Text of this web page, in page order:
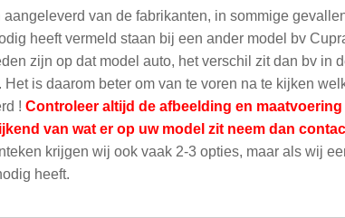
van de fabrikanten, in sommige
heeft vermeld staan bij een ander model bv
zijn op dat model auto, het verschil zit dan bv in
is daarom beter om van te voren na te kijken
! Controleer altijd de afbeelding en
van wat er op uw model zit neem dan
krijgen wij ook vaak 2-3 opties, maar als wij
heeft.